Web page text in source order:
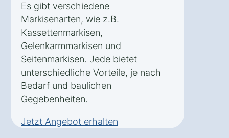
Es gibt verschiedene
Markisenarten, wie z.B.
Kassettenmarkisen,
Gelenkarmmarkisen und
Seitenmarkisen. Jede bietet
unterschiedliche Vorteile, je nach
Bedarf und baulichen
Gegebenheiten.
Jetzt Angebot erhalten